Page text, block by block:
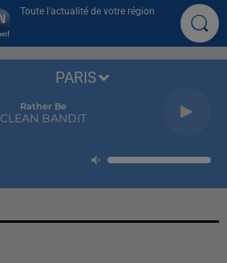
Toute l'actualité de votre région
Rather Be
CLEAN BANDIT
PARIS